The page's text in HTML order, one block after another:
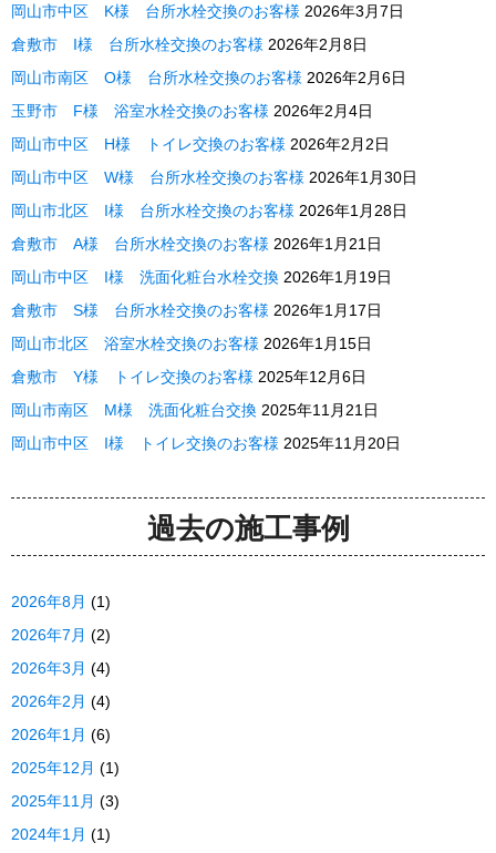
岡山市中区 K様 台所水栓交換のお客様 2026年3月7日
倉敷市 I様 台所水栓交換のお客様 2026年2月8日
岡山市南区 O様 台所水栓交換のお客様 2026年2月6日
玉野市 F様 浴室水栓交換のお客様 2026年2月4日
岡山市中区 H様 トイレ交換のお客様 2026年2月2日
岡山市中区 W様 台所水栓交換のお客様 2026年1月30日
岡山市北区 I様 台所水栓交換のお客様 2026年1月28日
倉敷市 A様 台所水栓交換のお客様 2026年1月21日
岡山市中区 I様 洗面化粧台水栓交換 2026年1月19日
倉敷市 S様 台所水栓交換のお客様 2026年1月17日
岡山市北区 浴室水栓交換のお客様 2026年1月15日
倉敷市 Y様 トイレ交換のお客様 2025年12月6日
岡山市南区 M様 洗面化粧台交換 2025年11月21日
岡山市中区 I様 トイレ交換のお客様 2025年11月20日
過去の施工事例
2026年8月 (1)
2026年7月 (2)
2026年3月 (4)
2026年2月 (4)
2026年1月 (6)
2025年12月 (1)
2025年11月 (3)
2024年1月 (1)